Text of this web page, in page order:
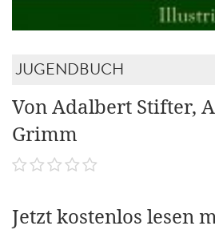
JUGENDBUCH
Von Adalbert Stifter,
Grimm
Jetzt kostenlos lesen